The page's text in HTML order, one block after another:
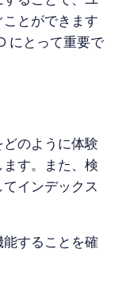
とができます
にとって重要で
どのように体験
す。また、検
インデックス
することを確